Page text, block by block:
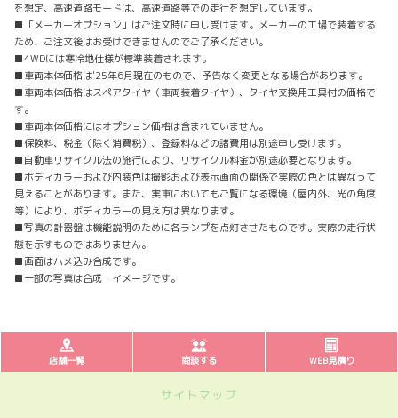
を想定、高速道路モードは、高速道路等での走行を想定しています。
■「メーカーオプション」はご注文時に申し受けます。メーカーの工場で装着する
ため、ご注文後はお受けできませんのでご了承ください。
■4WDには寒冷地仕様が標準装着されます。
■車両本体価格は'25年6月現在のもので、予告なく変更となる場合があります。
■車両本体価格はスペアタイヤ（車両装着タイヤ）、タイヤ交換用工具付の価格で
す。
■車両本体価格にはオプション価格は含まれていません。
■保険料、税金（除く消費税）、登録料などの諸費用は別途申し受けます。
■自動車リサイクル法の施行により、リサイクル料金が別途必要となります。
■ボディカラーおよび内装色は撮影および表示画面の関係で実際の色とは異なって
見えることがあります。また、実車においてもご覧になる環境（屋内外、光の角度
等）により、ボディカラーの見え方は異なります。
■写真の計器盤は機能説明のために各ランプを点灯させたものです。実際の走行状
態を示すものではありません。
■画面はハメ込み合成です。
■一部の写真は合成・イメージです。
店舗一覧 商談する WEB見積り
サイトマップ